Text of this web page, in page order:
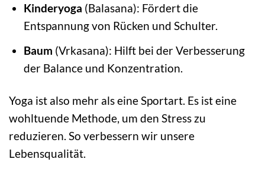
Kinderyoga (Balasana): Fördert die
Entspannung von Rücken und Schulter.
Baum (Vrkasana): Hilft bei der Verbesserung
der Balance und Konzentration.
Yoga ist also mehr als eine Sportart. Es ist eine
wohltuende Methode, um den Stress zu
reduzieren. So verbessern wir unsere
Lebensqualität.